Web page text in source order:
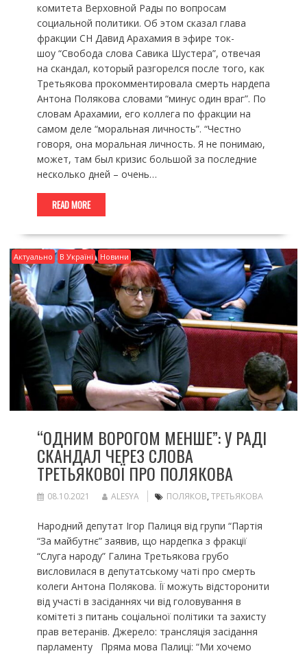
комитета Верховной Рады по вопросам
социальной политики. Об этом сказал глава
фракции СН Давид Арахамия в эфире ток-
шоу “Свобода слова Савика Шустера”, отвечая
на скандал, который разгорелся после того, как
Третьякова прокомментировала смерть нардепа
Антона Полякова словами “минус один враг”. По
словам Арахамии, его коллега по фракции на
самом деле “моральная личность”. “Честно
говоря, она моральная личность. Я не понимаю,
может, там был кризис большой за последние
несколько дней – очень…
READ MORE
Актуально В Україні Новини
“ОДНИМ ВОРОГОМ МЕНШЕ”: У РАДІ
СКАНДАЛ ЧЕРЕЗ СЛОВА
ТРЕТЬЯКОВОЇ ПРО ПОЛЯКОВА
08.10.2021 ALESYA ПОЛЯКОВ, ТРЕТЬЯКОВА
Народний депутат Ігор Палиця від групи “Партія
“За майбутнє” заявив, що нардепка з фракції
“Слуга народу” Галина Третьякова грубо
висловилася в депутатському чаті про смерть
колеги Антона Полякова. Її можуть відсторонити
від участі в засіданнях чи від головування в
комітеті з питань соціальної політики та захисту
прав ветеранів. Джерело: трансляція засідання
парламенту Пряма мова Палиці: “Ми хочемо